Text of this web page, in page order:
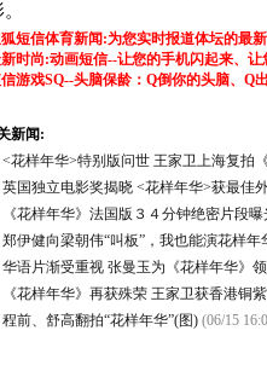
短信体育新闻:为您实时报道体坛的最
时尚:动画短信--让您的手机闪起来、让
游戏SQ--头脑保龄：Q倒你的头脑、Q
新闻:
<花样年华>特别版问世 王家卫上海复拍《
英国独立电影奖揭晓 <花样年华>获最佳
《花样年华》法国版３４分钟绝密片段曝
郑伊健向梁朝伟“叫板”，我也能演花样年
华语片渐受重视 张曼玉为《花样年华》领
《花样年华》再获殊荣 王家卫获香港铜
程前、舒高翻拍“花样年华”(图) (06/15